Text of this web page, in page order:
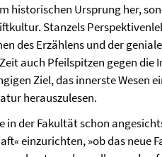
historischen Ursprung her,
Stanzels
des Erzählens und der
auch Pfeilspitzen gegen
Ziel, das innerste Wesen
herauszulesen.
in der Fakultät schon
einzurichten, »ob das neue